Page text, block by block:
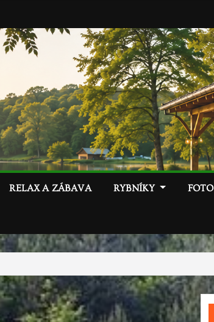
RELAX A ZÁBAVA RYBNÍKY